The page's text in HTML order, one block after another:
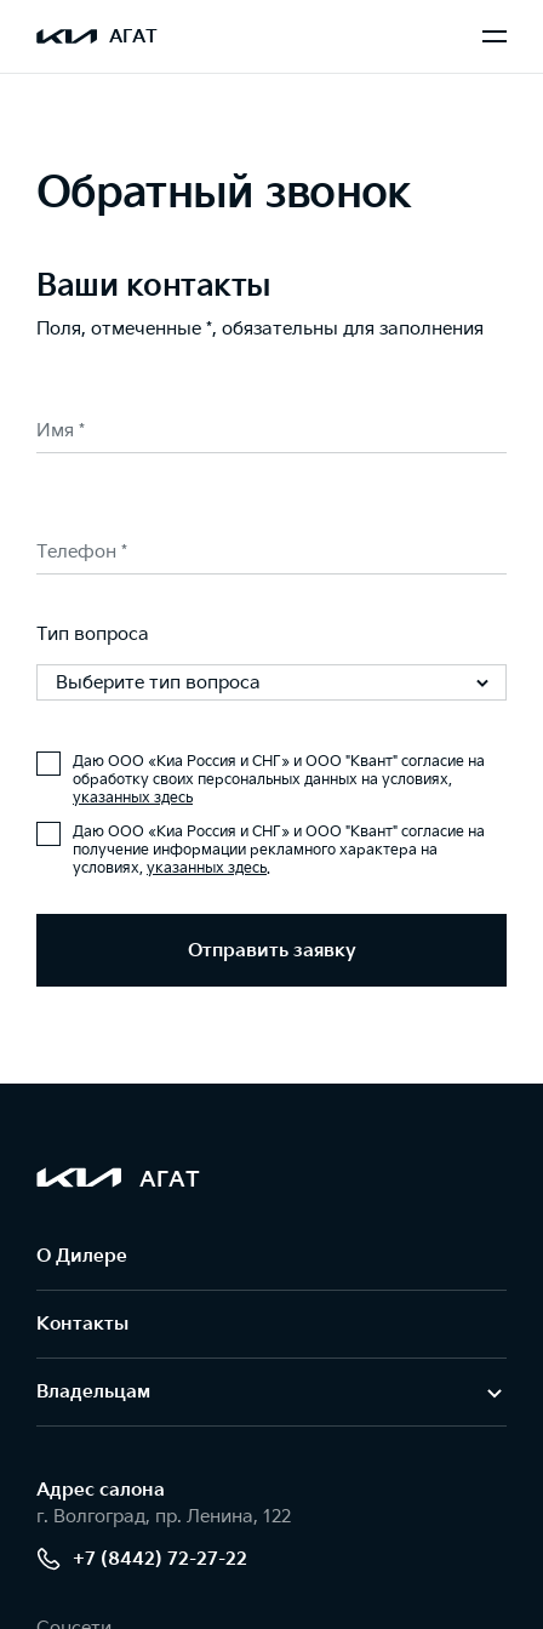
АГАТ
Обратный звонок
Ваши контакты
Поля, отмеченные *, обязательны для заполнения
Имя *
Телефон *
Тип вопроса
Выберите тип вопроса
Даю ООО «Киа Россия и СНГ» и ООО "Квант" согласие на
обработку своих персональных данных на условиях,
указанных здесь
Даю ООО «Киа Россия и СНГ» и ООО "Квант" согласие на
получение информации рекламного характера на
условиях, указанных здесь.
Отправить заявку
АГАТ
О Дилере
Контакты
Владельцам
Адрес салонa
г. Волгоград, пр. Ленина, 122
+7 (8442) 72-27-22